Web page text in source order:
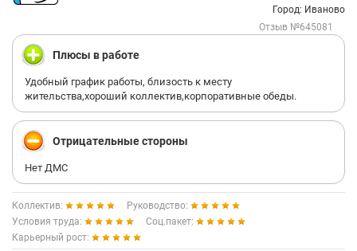
Город: Иваново
Отзыв №645081
Плюсы в работе
Удобный график работы, близость к месту
жительства,хороший коллектив,корпоративные обеды.
Отрицательные стороны
Нет ДМС
Коллектив:
Руководство:
Условия труда:
Соц.пакет:
Карьерный рост: